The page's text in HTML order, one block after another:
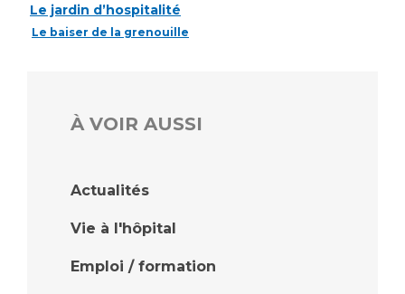
Lieu de santé sans tabac
Le jardin d’hospitalité
Le baiser de la grenouille
À VOIR AUSSI
Actualités
Vie à l'hôpital
Emploi / formation